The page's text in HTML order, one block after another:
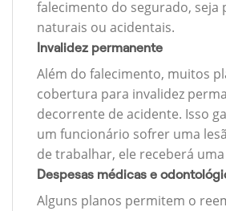
falecimento do segurado, seja
naturais ou acidentais.
Invalidez permanente
Além do falecimento, muitos
cobertura para invalidez
decorrente de acidente. Isso
um funcionário sofrer uma
de trabalhar, ele receberá
Despesas médicas e
Alguns planos permitem o